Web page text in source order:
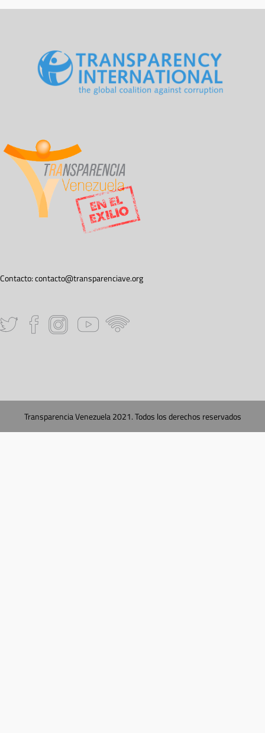
Contacto:contacto@transparenciave.org
Transparencia Venezuela 2021. Todos los derechos reservados